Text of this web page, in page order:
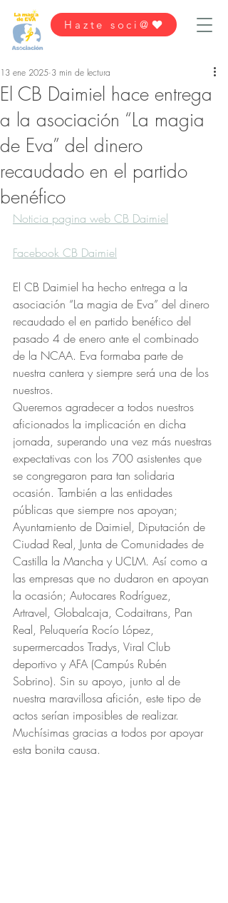
Hazte soci@
El CB Daimiel hace entrega
a la asociación “La magia
de Eva” del dinero
recaudado en el partido
benéfico
13 ene 2025 3 min de lectura
Noticia pagina web CB Daimiel
Facebook CB Daimiel
El CB Daimiel ha hecho entrega a la
asociación “La magia de Eva” del dinero
recaudado el en partido benéfico del
pasado 4 de enero ante el combinado
de la NCAA. Eva formaba parte de
nuestra cantera y siempre será una de los
nuestros.
Queremos agradecer a todos nuestros
aficionados la implicación en dicha
jornada, superando una vez más nuestras
expectativas con los 700 asistentes que
se congregaron para tan solidaria
ocasión. También a las entidades
públicas que siempre nos apoyan;
Ayuntamiento de Daimiel, Diputación de
Ciudad Real, Junta de Comunidades de
Castilla la Mancha y UCLM. Así como a
las empresas que no dudaron en apoyan
la ocasión; Autocares Rodríguez,
Artravel, Globalcaja, Codaitrans, Pan
Real, Peluquería Rocío López,
supermercados Tradys, Viral Club
deportivo y AFA (Campús Rubén
Sobrino). Sin su apoyo, junto al de
nuestra maravillosa afición, este tipo de
actos serían imposibles de realizar.
Muchísimas gracias a todos por apoyar
esta bonita causa.